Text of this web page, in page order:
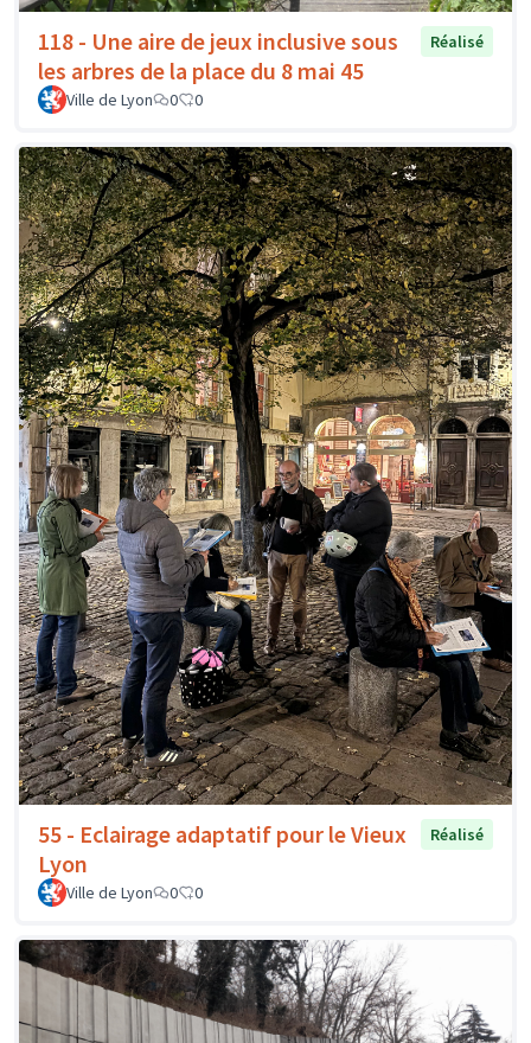
118 - Une aire de jeux inclusive sous
les arbres de la place du 8 mai 45
Réalisé
Ville de Lyon 0 0
55 - Eclairage adaptatif pour le Vieux
Lyon
Réalisé
Ville de Lyon 0 0